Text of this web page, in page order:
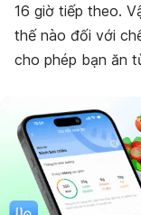
16 giờ tiếp theo.
thế nào đối với
cho phép bạn ăn